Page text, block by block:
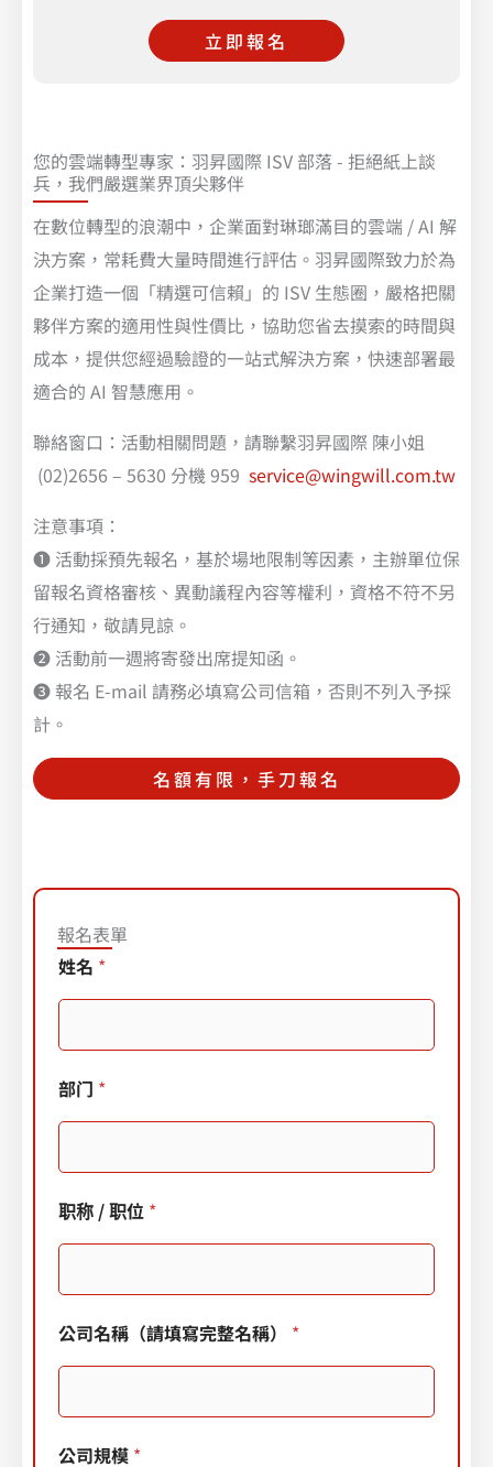
立即報名
您的雲端轉型專家：羽昇國際 ISV 部落 - 拒絕紙上談
兵，我們嚴選業界頂尖夥伴
在數位轉型的浪潮中，企業面對琳瑯滿目的雲端 / AI 解
決方案，常耗費大量時間進行評估。羽昇國際致力於為
企業打造一個「精選可信賴」的 ISV 生態圈，嚴格把關
夥伴方案的適用性與性價比，協助您省去摸索的時間與
成本，提供您經過驗證的一站式解決方案，快速部署最
適合的 AI 智慧應用。
聯絡窗口：活動相關問題，請聯繫羽昇國際 陳小姐
(02)2656 – 5630 分機 959 service@wingwill.com.tw
注意事項：
❶ 活動採預先報名，基於場地限制等因素，主辦單位保
留報名資格審核、異動議程內容等權利，資格不符不另
行通知，敬請見諒。
❷ 活動前一週將寄發出席提知函。
❸ 報名 E-mail 請務必填寫公司信箱，否則不列入予採
計。
名額有限，手刀報名
報名表單
備
電
信
/
子
箱
姓名 *
部门 *
职称 / 职位 *
姓
職
公
名
公司名稱（請填寫完整名稱） *
公司規模 *